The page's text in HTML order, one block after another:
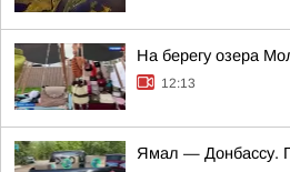
На берегу озера
12:13
Ямал — Донбассу.